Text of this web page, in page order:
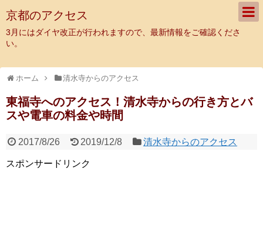
京都のアクセス
3月にはダイヤ改正が行われますので、最新情報をご確認くださ
い。
ホーム 清水寺からのアクセス
東福寺へのアクセス！清水寺からの行き方とバ
スや電車の料金や時間
2017/8/26 2019/12/8 清水寺からのアクセス
スポンサードリンク